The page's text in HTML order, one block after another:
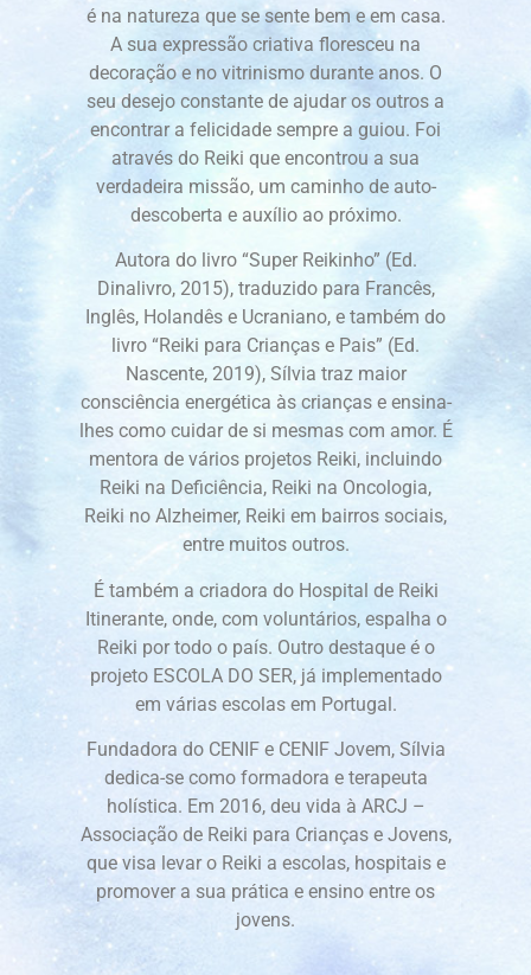
é na natureza que se sente bem e em casa.
A sua expressão criativa floresceu na
decoração e no vitrinismo durante anos. O
seu desejo constante de ajudar os outros a
encontrar a felicidade sempre a guiou. Foi
através do Reiki que encontrou a sua
verdadeira missão, um caminho de auto-
descoberta e auxílio ao próximo.
Autora do livro “Super Reikinho” (Ed.
Dinalivro, 2015), traduzido para Francês,
Inglês, Holandês e Ucraniano, e também do
livro “Reiki para Crianças e Pais” (Ed.
Nascente, 2019), Sílvia traz maior
consciência energética às crianças e ensina-
lhes como cuidar de si mesmas com amor. É
mentora de vários projetos Reiki, incluindo
Reiki na Deficiência, Reiki na Oncologia,
Reiki no Alzheimer, Reiki em bairros sociais,
entre muitos outros.
É também a criadora do Hospital de Reiki
Itinerante, onde, com voluntários, espalha o
Reiki por todo o país. Outro destaque é o
projeto ESCOLA DO SER, já implementado
em várias escolas em Portugal.
Fundadora do CENIF e CENIF Jovem, Sílvia
dedica-se como formadora e terapeuta
holística. Em 2016, deu vida à ARCJ –
Associação de Reiki para Crianças e Jovens,
que visa levar o Reiki a escolas, hospitais e
promover a sua prática e ensino entre os
jovens.